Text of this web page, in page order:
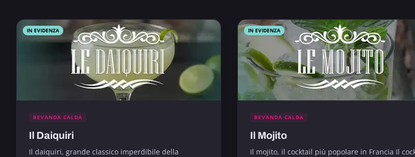
IN EVIDENZA
BEVANDA CALDA
Il Daiquiri
Il daiquiri, grande classico imperdibile della
IN EVIDENZA
BEVANDA CALDA
Il Mojito
Il mojito, il cocktail più popolare in Francia Il cocktail